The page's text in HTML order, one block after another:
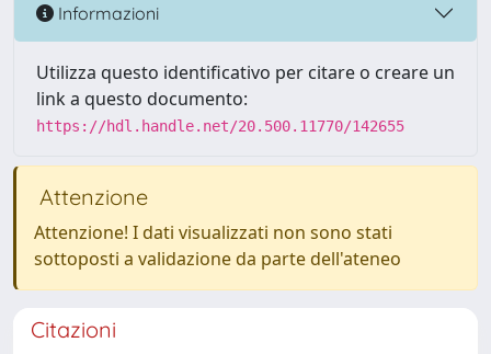
Informazioni
Utilizza questo identificativo per citare o creare un
link a questo documento:
https://hdl.handle.net/20.500.11770/142655
Attenzione
Attenzione! I dati visualizzati non sono stati
sottoposti a validazione da parte dell'ateneo
Citazioni